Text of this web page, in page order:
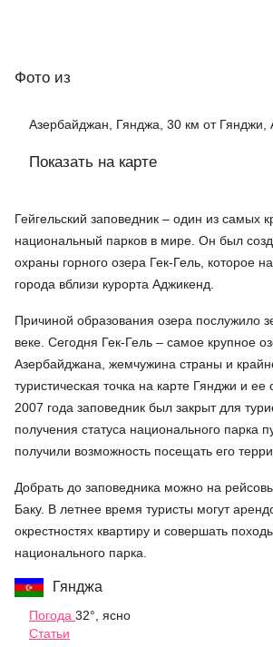
Фото из
Азербайджан, Гянджа, 30 км от Гянджи,
Показать на карте
Гейгельский заповедник – один из самых
национальный парков в мире. Он был
охраны горного озера Гек-Гель, которое
города вблизи курорта Аджикенд.
Причиной образования озера послужило
веке. Сегодня Гек-Гель – самое крупное
Азербайджана, жемчужина страны и
туристическая точка на карте Гянджи и ее
2007 года заповедник был закрыт для
получения статуса национального парка
получили возможность посещать его
Добрать до заповедника можно на
Баку. В летнее время туристы могут
окрестностях квартиру и совершать
национального парка.
Гянджа
Погода 32°, ясно
Статьи